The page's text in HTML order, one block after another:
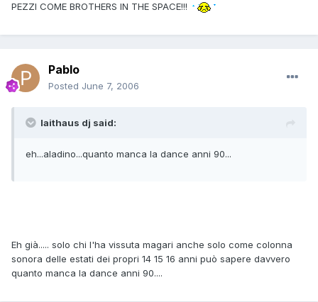
PEZZI COME BROTHERS IN THE SPACE!!!
Pablo
Posted June 7, 2006
laithaus dj said:
eh...aladino...quanto manca la dance anni 90...
Eh già..... solo chi l'ha vissuta magari anche solo come colonna
sonora delle estati dei propri 14 15 16 anni può sapere davvero
quanto manca la dance anni 90....